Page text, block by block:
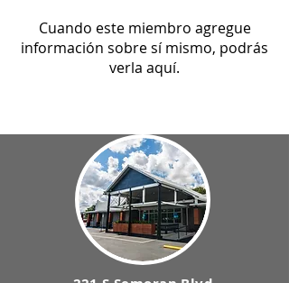
Cuando este miembro agregue
información sobre sí mismo, podrás
verla aquí.